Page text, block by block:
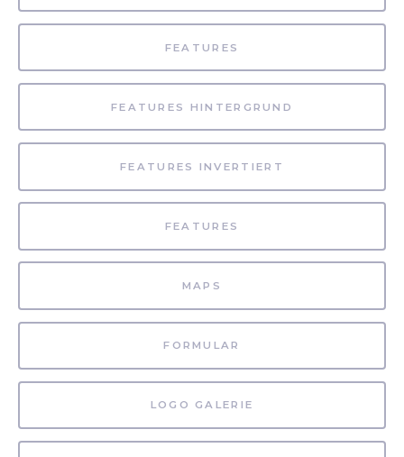
FEATURES
FEATURES HINTERGRUND
FEATURES INVERTIERT
FEATURES
MAPS
FORMULAR
LOGO GALERIE